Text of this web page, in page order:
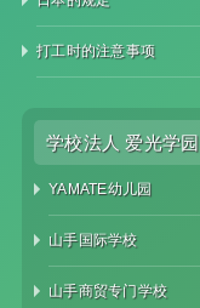
打工时的注意事项
学校法人 爱光学园
YAMATE幼儿园
山手国际学校
山手商贸专门学校